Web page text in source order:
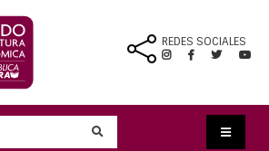
REDES SOCIALES